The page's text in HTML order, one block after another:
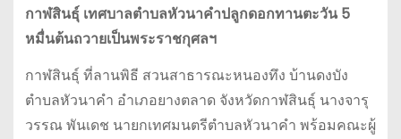
กาฬสินธุ์ เทศบาลตำบลหัวนาคำปลูกดอกทานตะวัน 5
หมื่นต้นถวายเป็นพระราชกุศลฯ
กาฬสินธุ์ ที่ลานพิธี สวนสาธารณะหนองทึง บ้านดงบัง
ตำบลหัวนาคำ อำเภอยางตลาด จังหวัดกาฬสินธุ์ นางจารุ
วรรณ พันเดช นายกเทศมนตรีตำบลหัวนาคำ พร้อมคณะผู้